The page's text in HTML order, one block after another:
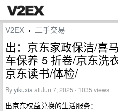
V2EX › 二手交易
出：京东家政保洁/喜
车保养 5 折卷/京东洗
京东读书/体检/
Byyikuxiaat Jun 7, 2025 · 1035 views
出京东权益兑换的生活服务：